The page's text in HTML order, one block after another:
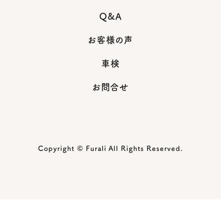
Q&A
お客様の声
車検
お問合せ
Copyright © Furali All Rights Reserved.